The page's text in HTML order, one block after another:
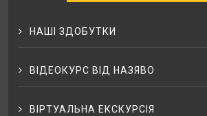
НАШІ ЗДОБУТКИ
ВІДЕОКУРС ВІД НАЗЯВО
ВІРТУАЛЬНА ЕКСКУРСІЯ